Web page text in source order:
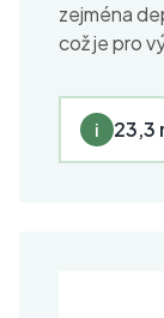
zejména
což je pro
i 23,3